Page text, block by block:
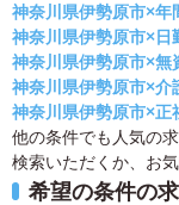
神奈川県伊勢原市×年
神奈川県伊勢原市×日
神奈川県伊勢原市×無
神奈川県伊勢原市×介
神奈川県伊勢原市×正
他の条件でも人気の
検索いただくか、お
希望の条件の